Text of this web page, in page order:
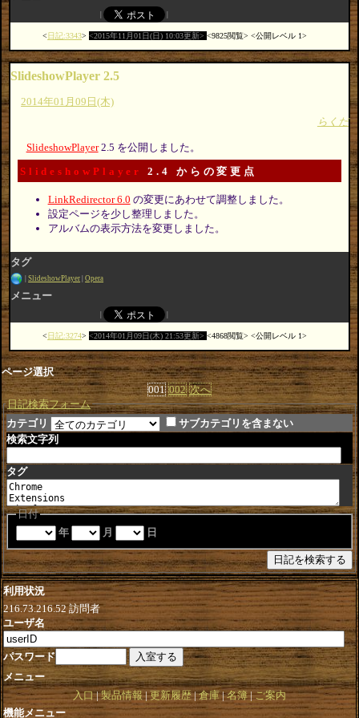
日記:3343 2015年11月01日(日) 10:03更新 9825閲覧 公開レベル 1
SlideshowPlayer 2.5
2014年01月09日(木)
らくだ
SlideshowPlayer2.5 を公開しました。
SlideshowPlayer 2.4 からの変更点
LinkRedirector 6.0 の変更にあわせて調整しました。
設定ページを少し整理しました。
アルバムの表示方法を変更しました。
タグ
SlideshowPlayer Opera
メニュー
日記:3274 2014年01月09日(木) 21:53更新 4868閲覧 公開レベル 1
ページ選択
001 002 次へ
日記検索フォーム
カテゴリ
サブカテゴリを含まない
検索文字列
タグ
日付
年
月 日
利用状況
216.73.216.52訪問者
ユーザ名
パスワード
メニュー
入口 製品情報 更新履歴 倉庫 名簿 ご案内
機能メニュー